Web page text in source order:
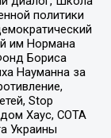
политики
им Нормана
Бориса
Науманна за
Stop
Хаус, СОТА
Украины